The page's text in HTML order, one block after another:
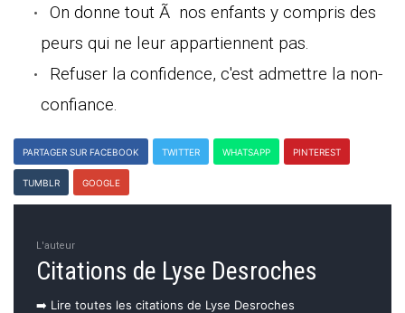
On donne tout Ã nos enfants y compris des
peurs qui ne leur appartiennent pas.
Refuser la confidence, c'est admettre la non-
confiance.
PARTAGER SUR FACEBOOK TWITTER WHATSAPP PINTEREST
TUMBLR GOOGLE
L'auteur
Citations de Lyse Desroches
➡️ Lire toutes les citations de Lyse Desroches